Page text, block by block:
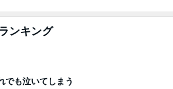
ンキング
でも泣いてしまう